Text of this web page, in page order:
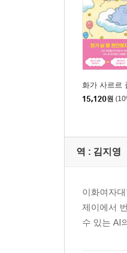
화가 사르르
15,120원
역 : 김지영
이화여자
제이에서
수 있는 AI